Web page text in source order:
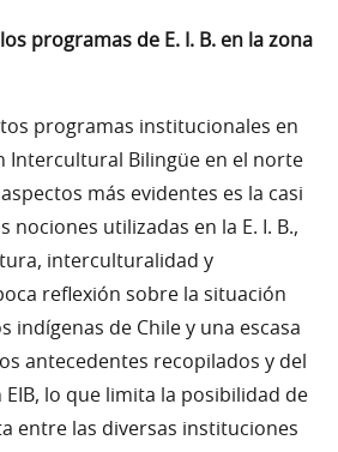
programas de E. I. B. en la zona
programas institucionales en
Intercultural Bilingüe en el norte
más evidentes es la casi
nociones utilizadas en la E. I. B.,
interculturalidad y
reflexión sobre la situación
indígenas de Chile y una escasa
antecedentes recopilados y del
lo que limita la posibilidad de
entre las diversas instituciones